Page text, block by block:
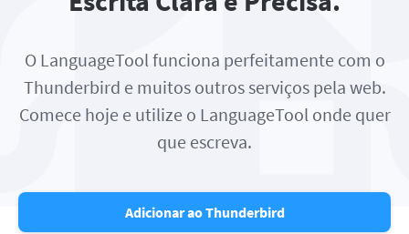
O LanguageTool funciona perfeitamente com o
Thunderbird e muitos outros serviços pela web.
Comece hoje e utilize o LanguageTool onde quer
que escreva.
Adicionar ao Thunderbird